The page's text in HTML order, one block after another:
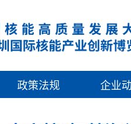
政策法规 企业